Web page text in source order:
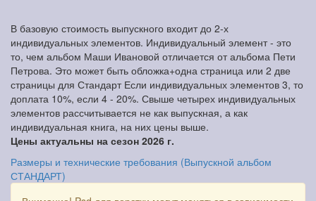
В базовую стоимость выпускного входит до 2-х
индивидуальных элементов. Индивидуальный элемент - это
то, чем альбом Маши Ивановой отличается от альбома Пети
Петрова. Это может быть обложка+одна страница или 2 две
страницы для Стандарт Если индивидуальных элементов 3, то
доплата 10%, если 4 - 20%. Свыше четырех индивидуальных
элементов рассчитывается не как выпускная, а как
индивидуальная книга, на них цены выше.
Цены актуальны на сезон 2026 г.
Размеры и технические требования (Выпускной альбом
СТАНДАРТ)